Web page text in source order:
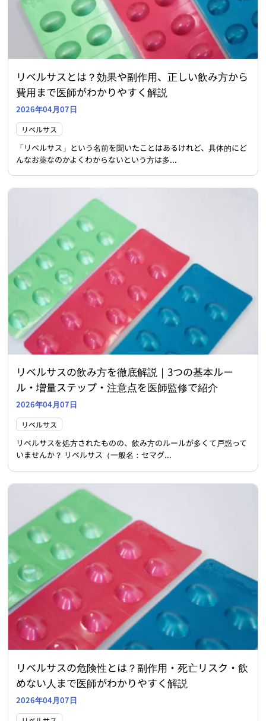
リベルサスとは？効果や副作用、正しい飲み方から
費用まで医師がわかりやすく解説
2026年04月07日
リベルサス
「リベルサス」という名前を聞いたことはあるけれど、具体的にど
んなお薬なのかよくわからないという方は多...
リベルサスの飲み方を徹底解説｜3つの基本ルー
ル・増量ステップ・注意点を医師監修で紹介
2026年04月07日
リベルサス
リベルサスを処方されたものの、飲み方のルールが多くて戸惑って
いませんか？ リベルサス（一般名：セマグ...
リベルサスの危険性とは？副作用・死亡リスク・飲
めない人まで医師がわかりやすく解説
2026年04月07日